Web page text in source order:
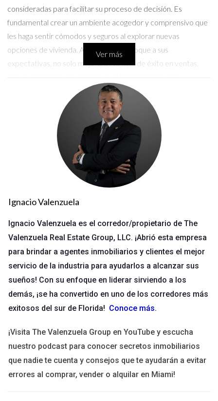
consideradas para facilitar su proceso de decisión. Es
fundamental crear un ambiente acogedor y comprensivo que
les haga sentir cómodos y seguros al explorar nuevas
opciones de vivienda. Al adaptar tu enfoque a sus
expectativas, no solo mejorarás tu tasa de éxito en ventas,
Casos Prácticos
Caso 1: Presentación de una propiedad accesible
Imagina que tienes una propiedad en venta que cuenta con
características ideales para adultos mayores: un solo nivel,
pasillos amplios y un jardín fácil de mantener. Sin embargo, si
no presentas estos atributos adecuadamente, podrías perder
maximizar el impacto, asegúrate de resaltar las características
accesibles en tus anuncios y visitas guiadas. Utiliza
descripciones claras y visuales atractivos que muestren cómo
la propiedad puede facilitar la vida diaria. > "La accesibilidad
no es solo una característica; es una necesidad." - Ignacio
Valenzuela
Caso 2: Comunicación efectiva
La forma en que te comunicas con los adultos mayores puede
marcar una gran diferencia en su experiencia. Utiliza un
lenguaje claro y evita tecnicismos innecesarios. Escuchar
activamente sus preocupaciones y responder con empatía
Ver más
Ignacio Valenzuela
Ignacio Valenzuela es el corredor/propietario de The
Valenzuela Real Estate Group, LLC. ¡Abrió esta empresa
para brindar a agentes inmobiliarios y clientes el mejor
servicio de la industria para ayudarlos a alcanzar sus
sueños! Con su enfoque en liderar sirviendo a los
demás, ¡se ha convertido en uno de los corredores más
exitosos del sur de Florida! Conoce más.
¡Visita The Valenzuela Group en YouTube y escucha
nuestro podcast para conocer secretos inmobiliarios
que nadie te cuenta y consejos que te ayudarán a evitar
errores al comprar, vender o alquilar en Miami!